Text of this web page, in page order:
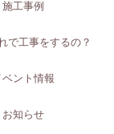
施工事例
で工事をするの？
ベント情報
お知らせ